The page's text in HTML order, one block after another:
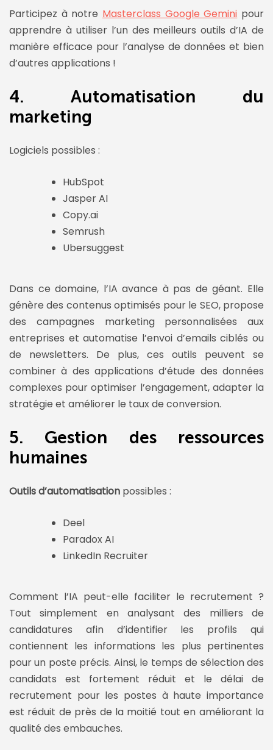
Participez à notre Masterclass Google Gemini pour
apprendre à utiliser l’un des meilleurs outils d’IA de
manière efficace pour l’analyse de données et bien
d’autres applications !
4. Automatisation du
marketing
Logiciels possibles :
HubSpot
Jasper AI
Copy.ai
Semrush
Ubersuggest
Dans ce domaine, l’IA avance à pas de géant. Elle
génère des contenus optimisés pour le SEO, propose
des campagnes marketing personnalisées aux
entreprises et automatise l’envoi d’emails ciblés ou
de newsletters. De plus, ces outils peuvent se
combiner à des applications d’étude des données
complexes pour optimiser l’engagement, adapter la
stratégie et améliorer le taux de conversion.
5. Gestion des ressources
humaines
Outils d’automatisation possibles :
Deel
Paradox AI
LinkedIn Recruiter
Comment l’IA peut-elle faciliter le recrutement ?
Tout simplement en analysant des milliers de
candidatures afin d’identifier les profils qui
contiennent les informations les plus pertinentes
pour un poste précis. Ainsi, le temps de sélection des
candidats est fortement réduit et le délai de
recrutement pour les postes à haute importance
est réduit de près de la moitié tout en améliorant la
qualité des embauches.